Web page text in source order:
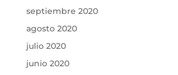
septiembre 2020
agosto 2020
julio 2020
junio 2020